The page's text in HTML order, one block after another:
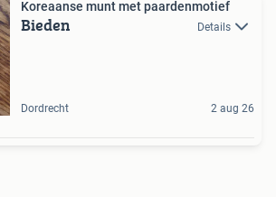
Koreaanse munt met paardenmotief
Bieden Details
Dordrecht 2 aug 26